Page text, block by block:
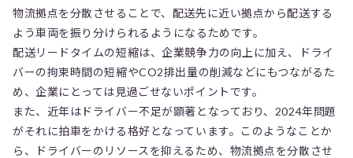
物流拠点を分散させることで、配送先に近い拠点から配送する
よう車両を振り分けられるようになるためです。
配送リードタイムの短縮は、企業競争力の向上に加え、ドライ
バーの拘束時間の短縮やCO2排出量の削減などにもつながるた
め、企業にとっては見過ごせないポイントです。
また、近年はドライバー不足が顕著となっており、2024年問題
がそれに拍車をかける格好となっています。このようなことか
ら、ドライバーのリソースを抑えるため、物流拠点を分散させ